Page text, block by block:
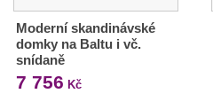
Moderní skandinávské
domky na Baltu i vč.
snídaně
7 756 Kč